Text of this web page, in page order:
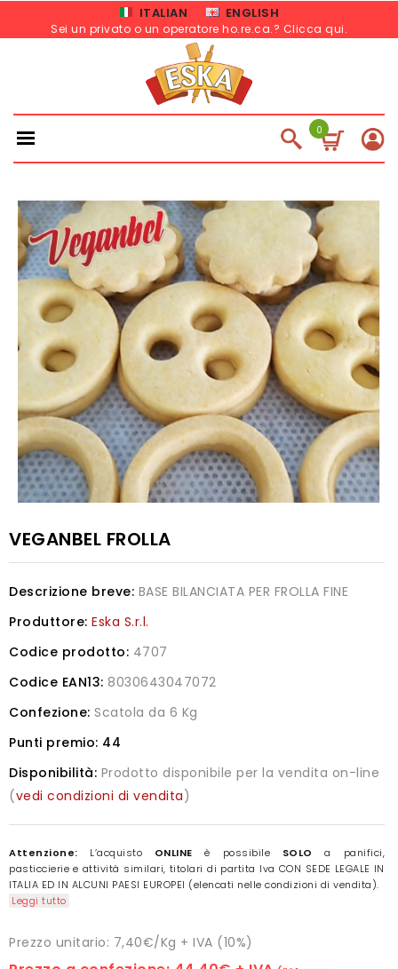
ITALIAN ENGLISH
Sei un privato o un operatore ho.re.ca.? Clicca qui.
0
VEGANBEL FROLLA
Descrizione breve: BASE BILANCIATA PER FROLLA FINE
Produttore: Eska S.r.l.
Codice prodotto: 4707
Codice EAN13: 8030643047072
Confezione: Scatola da 6 Kg
Punti premio: 44
Disponibilità: Prodotto disponibile per la vendita on-line
(vedi condizioni di vendita)
Attenzione: L’acquisto ONLINE è possibile SOLOa panifici,
pasticcierie e attività similari, titolari di partita Iva CON SEDE LEGALE IN
ITALIA ED IN ALCUNI PAESI EUROPEI (elencati nelle condizioni di vendita).
Leggi tutto
Prezzo unitario: 7,40€/Kg + IVA (10%)